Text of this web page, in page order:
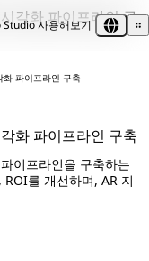
Studio 사용해보기
화 파이프라인 구축
화 파이프라인 구축
이프라인을 구축하는
를 개선하며, AR 지